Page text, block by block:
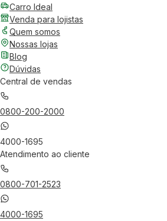
Carro Ideal
Venda para lojistas
Quem somos
Nossas lojas
Blog
Dúvidas
Central de vendas
0800-200-2000
4000-1695
Atendimento ao cliente
0800-701-2523
4000-1695